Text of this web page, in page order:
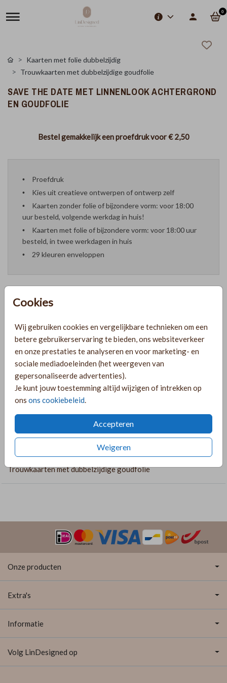
0
Cookies
Wij gebruiken cookies en vergelijkbare technieken om een
betere gebruikerservaring te bieden, ons websiteverkeer
en onze prestaties te analyseren en voor marketing- en
sociale mediadoeleinden (het weergeven van
gepersonaliseerde advertenties).
Je kunt jouw toestemming altijd wijzigen of intrekken op
ons ons cookiebeleid.
Accepteren
Weigeren
Kaarten met folie dubbelzijdig
Trouwkaarten met dubbelzijdige goudfolie
SAVE THE DATE MET LINNENLOOK ACHTERGROND
EN GOUDFOLIE
Bestel gemakkelijk een proefdruk voor€ 2,50
Proefdruk
Kies uit creatieve ontwerpen of ontwerp zelf
Kaarten zonder folie of bijzondere vorm: voor 18:00
uur besteld, volgende werkdag in huis!
Kaarten met folie of bijzondere vorm: voor 18:00 uur
besteld, in twee werkdagen in huis
29 kleuren enveloppen
PRODUCTINFORMATIE
OMSCHRIJVING
Minimalistische zandkleur save the date goudfolie. Een
achtergrond met een linnenstructuur. Dit kaartje komt het
mooiste uit op linnen papier!
COLLECTIE
Trouwkaarten met dubbelzijdige goudfolie
Onze producten
Extra's
Informatie
Volg LinDesigned op